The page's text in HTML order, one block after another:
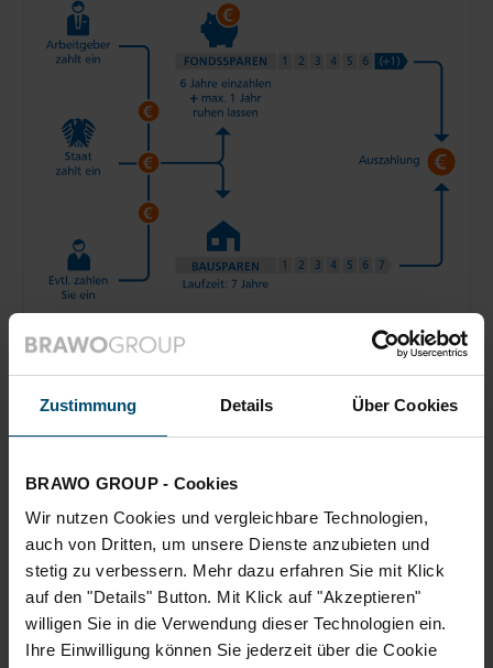
Zustimmung Details Über Cookies
BRAWO GROUP - Cookies
Wir nutzen Cookies und vergleichbare Technologien,
auch von Dritten, um unsere Dienste anzubieten und
stetig zu verbessern. Mehr dazu erfahren Sie mit Klick
auf den "Details" Button. Mit Klick auf "Akzeptieren"
willigen Sie in die Verwendung dieser Technologien ein.
Ihre Einwilligung können Sie jederzeit über die Cookie
KATEGORIE:
RATGEBER
Kein Geld verschenken: Mit
vermögenswirksamen Leistungen
zahlt sich aus – wortwörtlich. Denn mit
vermögenswirksamen Leistungen (VL) können auch
Sie gleich doppelt…
Artikel lesen: Kein Geld verschenken: Mit